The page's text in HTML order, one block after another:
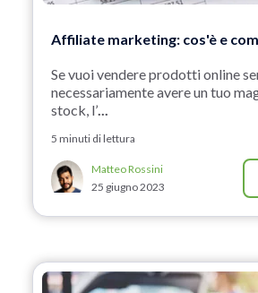
Affiliate marketing: cos'è e
Se vuoi vendere prodotti online
necessariamente avere un tuo
stock, l’...
5 minuti di lettura
Matteo Rossini
25 giugno 2023